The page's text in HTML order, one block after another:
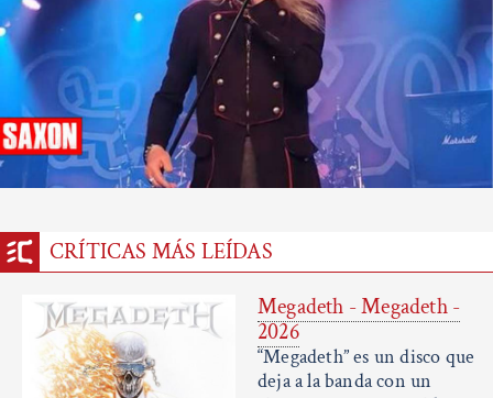
CRÍTICAS MÁS LEÍDAS
Megadeth - Megadeth -
2026
“Megadeth” es un disco que
deja a la banda con un